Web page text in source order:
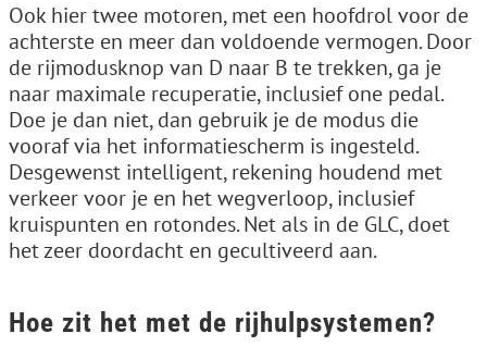
Ook hier twee motoren, met een hoofdrol voor de
achterste en meer dan voldoende vermogen. Door
de rijmodusknop van D naar B te trekken, ga je
naar maximale recuperatie, inclusief one pedal.
Doe je dan niet, dan gebruik je de modus die
vooraf via het informatiescherm is ingesteld.
Desgewenst intelligent, rekening houdend met
verkeer voor je en het wegverloop, inclusief
kruispunten en rotondes. Net als in de GLC, doet
het zeer doordacht en gecultiveerd aan.
Hoe zit het met de rijhulpsystemen?